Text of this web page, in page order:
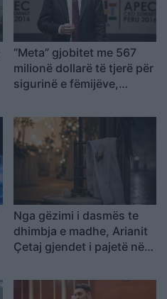
“Meta” gjobitet me 567
milionë dollarë të tjerë për
sigurinë e fëmijëve,
Nga gëzimi i dasmës te
dhimbja e madhe, Arianit
Çetaj gjendet i pajetë në